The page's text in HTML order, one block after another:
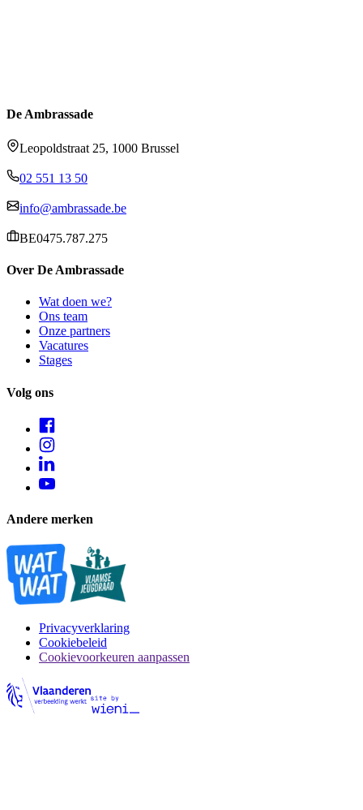
De Ambrassade
Leopoldstraat 25, 1000 Brussel
02 551 13 50
info@ambrassade.be
BE0475.787.275
Over De Ambrassade
Wat doen we?
Ons team
Onze partners
Vacatures
Stages
Volg ons
Andere merken
Privacyverklaring
Cookiebeleid
Cookievoorkeuren aanpassen